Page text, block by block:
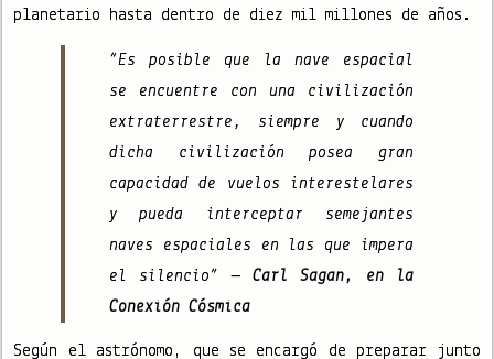
planetario hasta dentro de diez mil millones de años.
“Es posible que la nave espacial
se encuentre con una civilización
extraterrestre, siempre y cuando
dicha civilización posea gran
capacidad de vuelos interestelares
y pueda interceptar semejantes
naves espaciales en las que impera
el silencio”– Carl Sagan, en la
Conexión Cósmica
Según el astrónomo, que se encargó de preparar junto